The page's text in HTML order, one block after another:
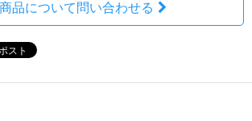
品について問い合わせる